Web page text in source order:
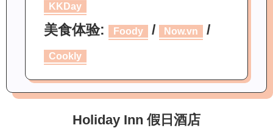
KKDay
美食体验: Foody / Now.vn /
Cookly
Holiday Inn 假日酒店